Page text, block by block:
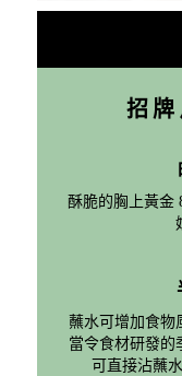
招
酥脆的胸上黃金
蘸水可增加食物
當令食材研發的
可直接沾蘸